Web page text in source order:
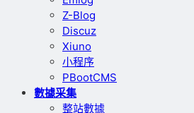
Z-Blog
Discuz
Xiuno
小程序
PBootCMS
數據采集
整站數據